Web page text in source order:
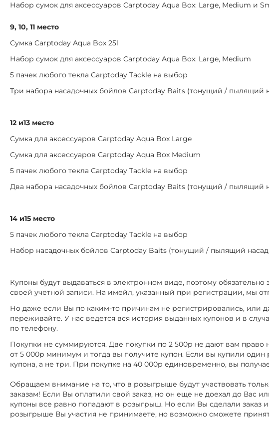
Набор сумок для аксессуаров Carptoday Aqua Box: Large, Medium и
9, 10, 11 место
Сумка Carptoday Aqua Box 25l
Набор сумок для аксессуаров Carptoday Aqua Box: Large, Medium
5 пачек любого текла Carptoday Tackle на выбор
Три набора насадочных бойлов Carptoday Baits (тонущий /
12 и13 место
Сумка для аксессуаров Carptoday Aqua Box Large
Сумка для аксессуаров Carptoday Aqua Box Medium
5 пачек любого текла Carptoday Tackle на выбор
Два набора насадочных бойлов Carptoday Baits (тонущий /
14 и15 место
5 пачек любого текла Carptoday Tackle на выбор
Набор насадочных бойлов Carptoday Baits (тонущий / пылящий
Купоны будут выдаваться в электронном виде, поэтому
своей учетной записи. На имейл, указанный при регистрации, мы
Но даже если Вы по каким-то причинам не регистрировались, или
переживайте. У нас ведется вся история выданных купонов и в
по телефону.
Покупки не суммируются. Две покупки по 2 500р не дают вам
от 5 000р минимум и тогда вы получите купон. Если вы купили один
купона, а не три. При покупке на 40 000р единовременно, вы
Обращаем внимание на то, что в розыгрыше будут участвовать
заказам! Если Вы оплатили свой заказ, но он еще не доехал до Вас
купоны все равно попадают в розыгрыш. Но если Вы сделали заказ
розыгрыше Вы участия не принимаете, но возможно сможете